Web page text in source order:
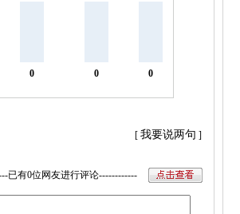
0 0 0
[ 我要说两句 ]
已有0位网友进行评论------------